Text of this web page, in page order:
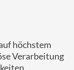
höchstem
Verarbeitung